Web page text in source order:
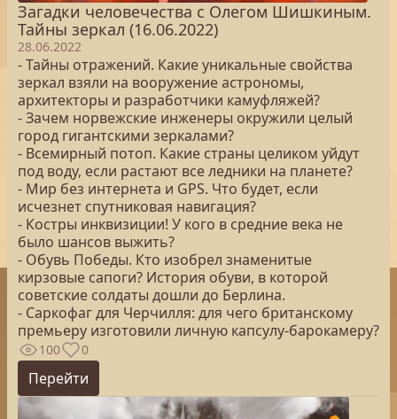
Загадки человечества с Олегом Шишкиным.
Тайны зеркал (16.06.2022)
28.06.2022
- Тайны отражений. Какие уникальные свойства
зеркал взяли на вооружение астрономы,
архитекторы и разработчики камуфляжей?
- Зачем норвежские инженеры окружили целый
город гигантскими зеркалами?
- Всемирный потоп. Какие страны целиком уйдут
под воду, если растают все ледники на планете?
- Мир без интернета и GPS. Что будет, если
исчезнет спутниковая навигация?
- Костры инквизиции! У кого в средние века не
было шансов выжить?
- Обувь Победы. Кто изобрел знаменитые
кирзовые сапоги? История обуви, в которой
советские солдаты дошли до Берлина.
- Саркофаг для Черчилля: для чего британскому
премьеру изготовили личную капсулу-барокамеру?
100 0
Перейти